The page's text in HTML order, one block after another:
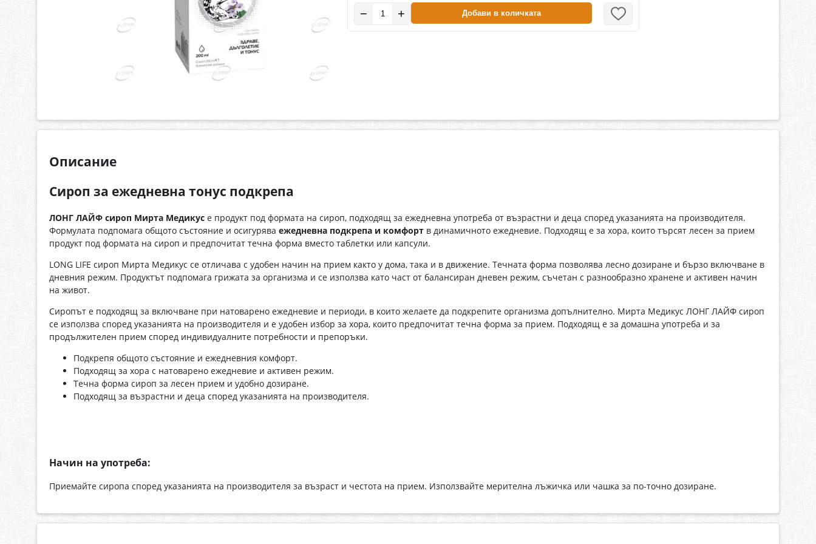
− + Добави в количката
Описание
Сироп за ежедневна тонус подкрепа
ЛОНГ ЛАЙФ сироп Мирта Медикус е продукт под формата на сироп, подходящ за ежедневна употреба от възрастни и деца според указанията на производителя.
Формулата подпомага общото състояние и осигурява ежедневна подкрепа и комфорт в динамичното ежедневие. Подходящ е за хора, които търсят лесен за прием
продукт под формата на сироп и предпочитат течна форма вместо таблетки или капсули.
LONG LIFE сироп Мирта Медикус се отличава с удобен начин на прием както у дома, така и в движение. Течната форма позволява лесно дозиране и бързо включване в
дневния режим. Продуктът подпомага грижата за организма и се използва като част от балансиран дневен режим, съчетан с разнообразно хранене и активен начин
на живот.
Сиропът е подходящ за включване при натоварено ежедневие и периоди, в които желаете да подкрепите организма допълнително. Мирта Медикус ЛОНГ ЛАЙФ сироп
се използва според указанията на производителя и е удобен избор за хора, които предпочитат течна форма за прием. Подходящ е за домашна употреба и за
продължителен прием според индивидуалните потребности и препоръки.
Подкрепя общото състояние и ежедневния комфорт.
Подходящ за хора с натоварено ежедневие и активен режим.
Течна форма сироп за лесен прием и удобно дозиране.
Подходящ за възрастни и деца според указанията на производителя.
Начин на употреба:
Приемайте сиропа според указанията на производителя за възраст и честота на прием. Използвайте мерителна лъжичка или чашка за по-точно дозиране.